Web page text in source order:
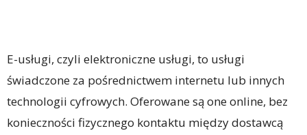
E-usługi, czyli elektroniczne usługi, to usługi
świadczone za pośrednictwem internetu lub innych
technologii cyfrowych. Oferowane są one online, bez
konieczności fizycznego kontaktu między dostawcą